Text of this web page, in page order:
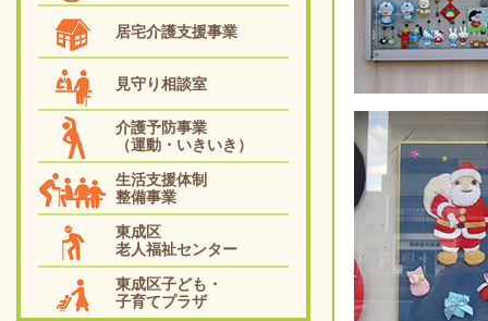
居宅介護支援事業
見守り相談室
介護予防事業
（運動・いきいき）
生活支援体制
整備事業
東成区
老人福祉センター
東成区子ども・
子育てプラザ